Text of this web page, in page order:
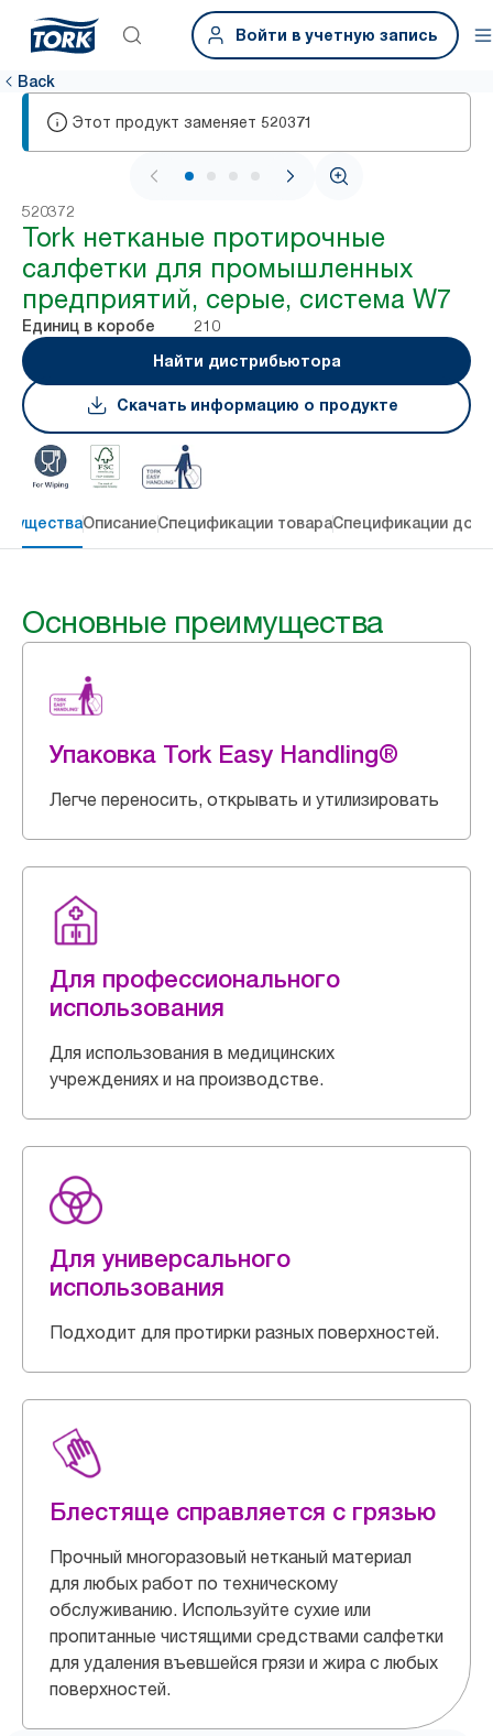
Войти в учетную запись
Back
Этот продукт заменяет 520371
1 / 4
520372
Tork нетканые протирочные
салфетки для промышленных
предприятий, серые, система W7
Единиц в коробе
210
Найти дистрибьютора
Скачать информацию о продукте
ОписаниеСпецификации товараСпецификации
Основные преимущества
Упаковка Tork Easy Handling®
Легче переносить, открывать и утилизировать
Для профессионального
использования
Для использования в медицинских
учреждениях и на производстве.
Для универсального
использования
Подходит для протирки разных поверхностей.
Блестяще справляется с грязью
Прочный многоразовый нетканый материал
для любых работ по техническому
обслуживанию. Используйте сухие или
пропитанные чистящими средствами салфетки
для удаления въевшейся грязи и жира с любых
поверхностей.